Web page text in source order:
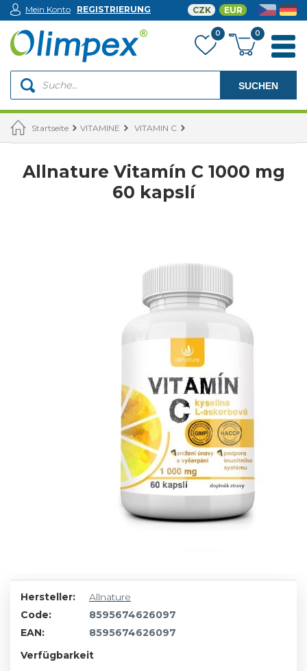
SUCHEN
Mein Konto REGISTRIERUNG
0
CZK EUR
0
Startseite VITAMINE VITAMIN C
Allnature Vitamín C 1000 mg
60 kapslí
Hersteller:
Allnature
Code:
8595674626097
EAN:
8595674626097
Verfügbarkeit